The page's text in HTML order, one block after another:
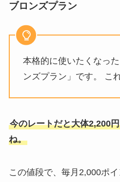
ブロンズプラン
本格的に使いたくなっ
ンズプラン」です。 こ
今のレートだと大体2,200
ね。
この値段で、毎月2,000ポ